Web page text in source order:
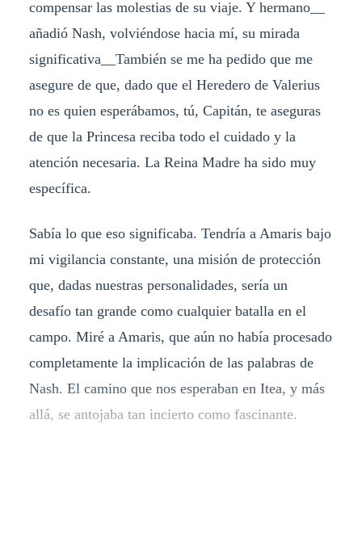
compensar las molestias de su viaje. Y hermano__
añadió Nash, volviéndose hacia mí, su mirada
significativa__También se me ha pedido que me
asegure de que, dado que el Heredero de Valerius
no es quien esperábamos, tú, Capitán, te aseguras
de que la Princesa reciba todo el cuidado y la
atención necesaria. La Reina Madre ha sido muy
específica.
Sabía lo que eso significaba. Tendría a Amaris bajo
mi vigilancia constante, una misión de protección
que, dadas nuestras personalidades, sería un
desafío tan grande como cualquier batalla en el
campo. Miré a Amaris, que aún no había procesado
completamente la implicación de las palabras de
Nash. El camino que nos esperaban en Itea, y más
allá, se antojaba tan incierto como fascinante.